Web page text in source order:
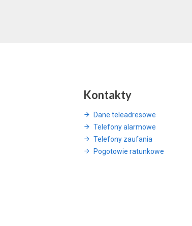
Kontakty
Dane teleadresowe
Telefony alarmowe
Telefony zaufania
Pogotowie ratunkowe